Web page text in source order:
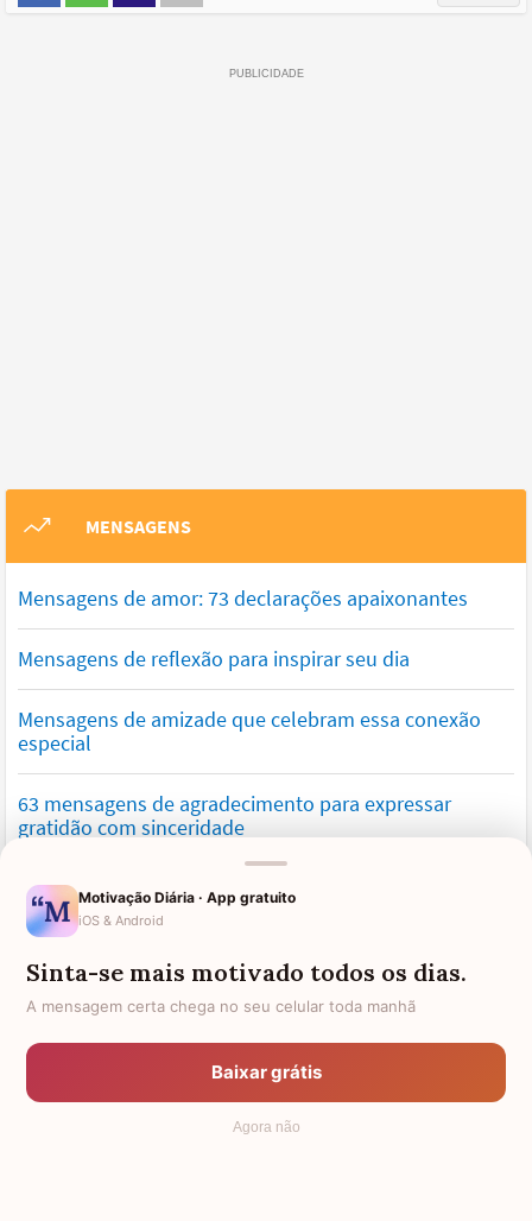
MENSAGENS
Mensagens de amor: 73 declarações apaixonantes
Mensagens de reflexão para inspirar seu dia
Mensagens de amizade que celebram essa conexão
especial
63 mensagens de agradecimento para expressar
gratidão com sinceridade
Mensagens de saudade que tocam o coração e
expressam falta
Mensagens de otimismo que vão encher você de
confiança
Mensagens para namorado: declare o seu amor com
Motivação Diária · App gratuito
iOS & Android
Sinta-se mais motivado todos os dias.
A mensagem certa chega no seu celular toda manhã
Baixar grátis
Agora não